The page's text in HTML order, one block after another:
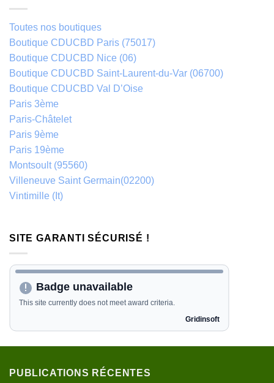
Toutes nos boutiques
Boutique CDUCBD Paris (75017)
Boutique CDUCBD Nice (06)
Boutique CDUCBD Saint-Laurent-du-Var (06700)
Boutique CDUCBD Val D’Oise
Paris 3ème
Paris-Châtelet
Paris 9ème
Paris 19ème
Montsoult (95560)
Villeneuve Saint Germain(02200)
Vintimille (It)
SITE GARANTI SÉCURISÉ !
PUBLICATIONS RÉCENTES